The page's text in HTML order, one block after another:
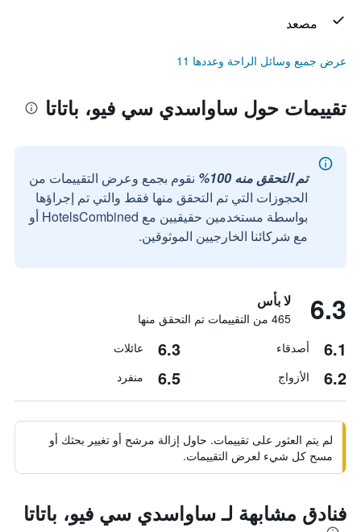
مصعد
عرض جميع وسائل الراحة وعددها 11
تقييمات حول ساواسدي سي فيو، باتاتا
تم التحقق منه 100%
نقوم بجمع وعرض التقييمات من
الحجوزات التي تم التحقق منها فقط والتي تم إجراؤها
بواسطة مستخدمين حقيقيين مع HotelsCombined أو
مع شركائنا الخارجيين الموثوقين.
6.3 لا بأس
465 من التقييمات تم التحقق منها
6.1 أصدقاء 6.3 عائلات
6.2 الأزواج 6.5 منفرد
لم يتم العثور على تقييمات. حاول إزالة مرشح أو تغيير بحثك أو
مسح كل شيء لعرض التقييمات.
فنادق مشابهة لـ ساواسدي سي فيو، باتاتا